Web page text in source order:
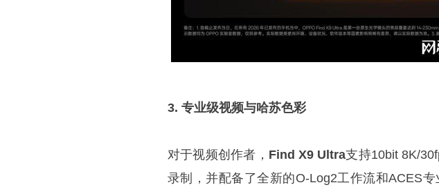
3. 专业级视频与哈苏色彩
对于视频创作者， Find X9 Ultra支持10bit 8K/
录制，并配备了全新的O-Log2工作流和ACES